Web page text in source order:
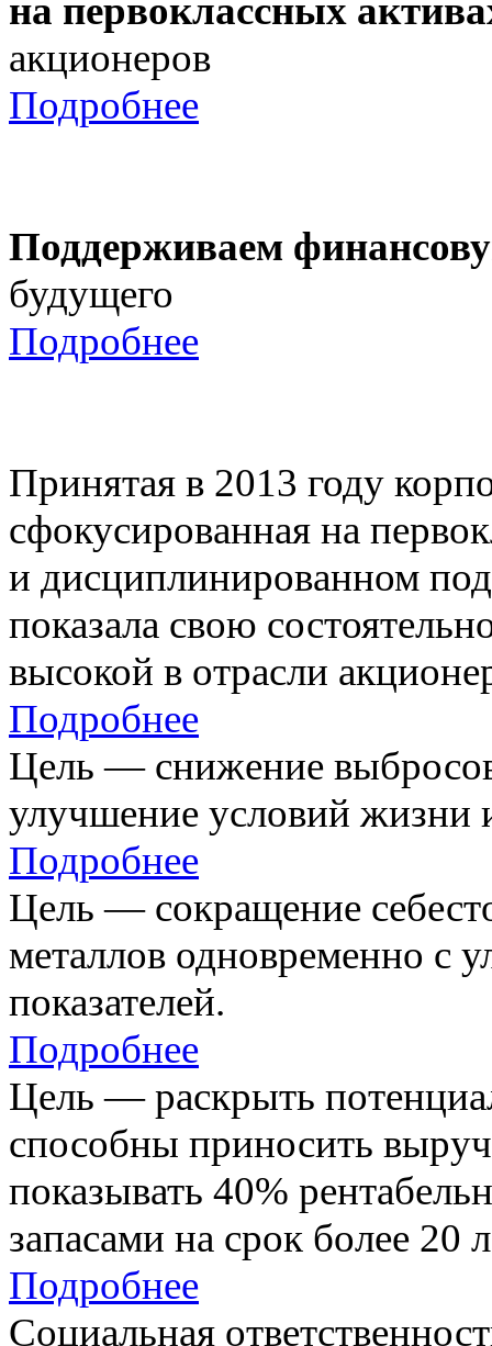
на первоклассных
акционеров
Подробнее
Поддерживаем
будущего
Подробнее
Принятая в 2013 году
сфокусированная на
и дисциплинированном
показала свою
высокой в отрасли
Подробнее
Цель — снижение
улучшение условий жизни
Подробнее
Цель — сокращение
металлов одновременно с
показателей.
Подробнее
Цель — раскрыть
способны приносить
показывать 40%
запасами на срок более 20
Подробнее
Социальная